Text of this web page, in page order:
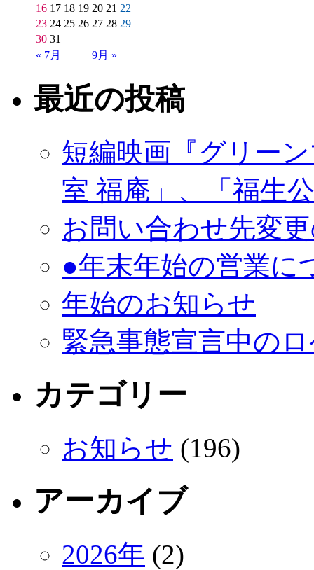
16 17 18 19 20 21 22
23 24 25 26 27 28 29
30 31
« 7月
9月 »
最近の投稿
短編映画『グリー
室 福庵」、「福生
お問い合わせ先変
●年末年始の営業に
年始のお知らせ
緊急事態宣言中の
カテゴリー
お知らせ (196)
アーカイブ
2026年 (2)